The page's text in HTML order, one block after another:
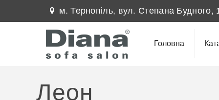
м. Тернопіль, вул. Степана Будного,
Головна
Леон